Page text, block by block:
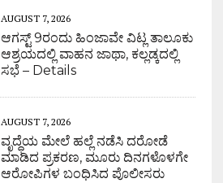
AUGUST 7, 2026
ಆಗಸ್ಟ್ 9ರಂದು ಹಿಂಜಾವೇ ವಿಟ್ಲ ತಾಲೂಕು
ಆಶ್ರಯದಲ್ಲಿ ವಾಹನ ಜಾಥಾ, ಕಲ್ಲಡ್ಕದಲ್ಲಿ
ಸಭೆ – Details
AUGUST 7, 2026
ವೃದ್ಧೆಯ ಮೇಲೆ ಹಲ್ಲೆ ನಡೆಸಿ ದರೋಡೆ
ಮಾಡಿದ ಪ್ರಕರಣ, ಮೂರು ದಿನಗಳೊಳಗೇ
ಆರೋಪಿಗಳ ಬಂಧಿಸಿದ ಪೊಲೀಸರು